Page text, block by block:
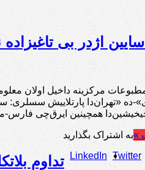
اژدر بی
مرکزینه داخیل اولان
ده «تهران‌دا پارتلاییش سسلری:
همچینین ایرق‌چی فارس-
»به اشتراک بگذارید
Twitter
LinkedIn تداوم